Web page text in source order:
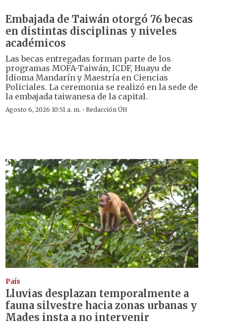
Embajada de Taiwán otorgó 76 becas
en distintas disciplinas y niveles
académicos
Las becas entregadas forman parte de los
programas MOFA-Taiwán, ICDF, Huayu de
Idioma Mandarín y Maestría en Ciencias
Policiales. La ceremonia se realizó en la sede de
la embajada taiwanesa de la capital.
Agosto 6, 2026 10:51 a. m. · Redacción ÚH
País
Lluvias desplazan temporalmente a
fauna silvestre hacia zonas urbanas y
Mades insta a no intervenir